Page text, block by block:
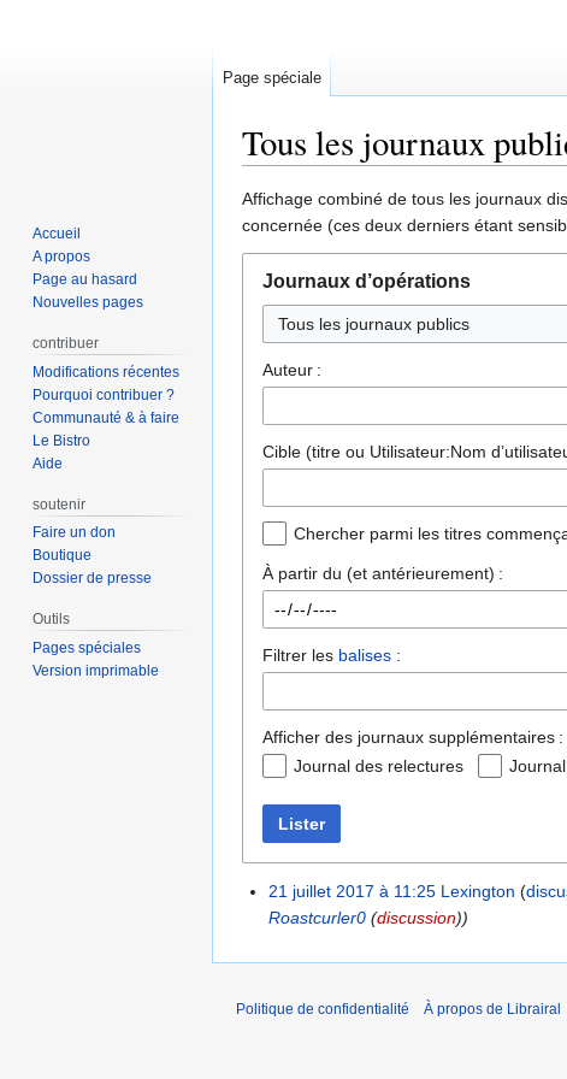
Tous les journaux
Aller
à
la
navigation
Aller
à
la
recherche
Affichage combiné de tous les journaux
concernée (ces deux derniers étant
Journaux d’opérations
Auteur :
Cible (titre ou Utilisateur:Nom
Chercher parmi les titres
À partir du (et antérieurement) :
Filtrer les balises :
Afficher des journaux supplémentaires :
Journal des relectures
Lister
21 juillet 2017 à 11:25 Lexington
Roastcurler0 (discussion))
Page spéciale
Accueil
A propos
Page au hasard
Nouvelles pages
contribuer
Modifications récentes
Pourquoi contribuer ?
Communauté & à faire
Le Bistro
Aide
soutenir
Faire un don
Boutique
Dossier de presse
Outils
Pages spéciales
Version imprimable
Politique de confidentialité À propos de Librairal